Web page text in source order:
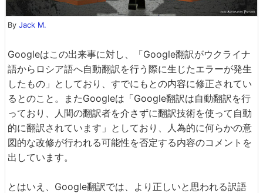
By Jack M.
Googleはこの出来事に対し、「Google翻訳がウクライナ
語からロシア語へ自動翻訳を行う際に生じたエラーが発生
したもの」としており、すでにもとの内容に修正されてい
るとのこと。またGoogleは「Google翻訳は自動翻訳を行
っており、人間の翻訳者を介さずに翻訳技術を使って自動
的に翻訳されています」としており、人為的に何らかの意
図的な改修が行われる可能性を否定する内容のコメントを
出しています。
とはいえ、Google翻訳では、より正しいと思われる訳語